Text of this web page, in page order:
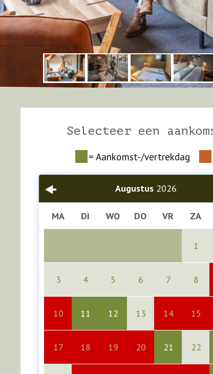
Selecteer een
= Aankomst-/vertrekdag
Augustus 2026
MA DI WO DO VR ZA
1
3 4 5 6 7 8
10 11 12 13 14 15
17 18 19 20 21 22